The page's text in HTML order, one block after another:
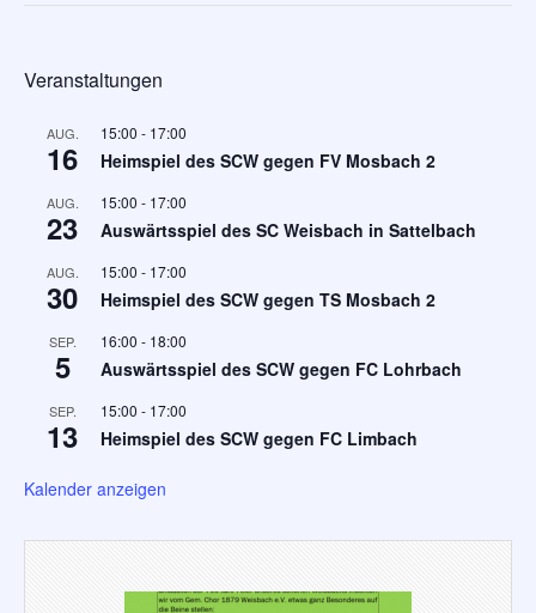
Veranstaltungen
AUG.
16
15:00 - 17:00
Heimspiel des SCW gegen FV Mosbach 2
AUG.
23
15:00 - 17:00
Auswärtsspiel des SC Weisbach in Sattelbach
AUG.
30
15:00 - 17:00
Heimspiel des SCW gegen TS Mosbach 2
SEP.
5
16:00 - 18:00
Auswärtsspiel des SCW gegen FC Lohrbach
SEP.
13
15:00 - 17:00
Heimspiel des SCW gegen FC Limbach
Kalender anzeigen